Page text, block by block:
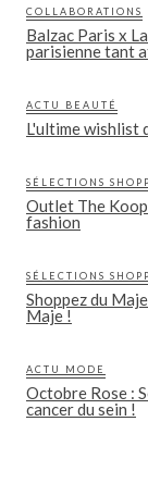
COLLABORATIONS
Balzac Paris x
parisienne tant
ACTU BEAUTÉ
L'ultime wishlist
SÉLECTIONS
Outlet The
fashion
SÉLECTIONS
Shoppez du
Maje !
ACTU MODE
Octobre Rose :
cancer du sein !